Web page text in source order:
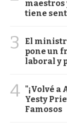
maestros
tiene
3
El
pone un
laboral y
4 "¡Volvé a
Yesty
Famosos